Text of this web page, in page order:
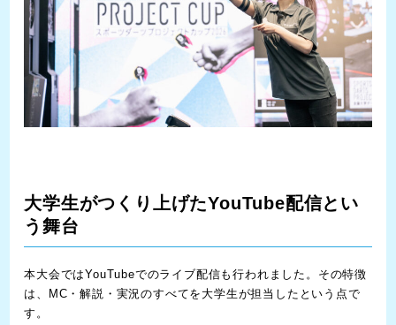
大学生がつくり上げたYouTube配信とい
う舞台
本大会ではYouTubeでのライブ配信も行われました。その特徴
は、MC・解説・実況のすべてを大学生が担当したという点で
す。